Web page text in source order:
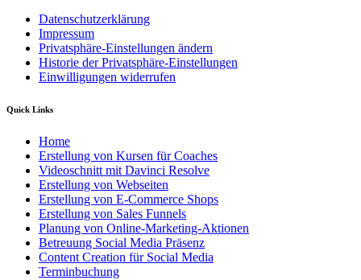
Datenschutzerklärung
Impressum
Privatsphäre-Einstellungen ändern
Historie der Privatsphäre-Einstellungen
Einwilligungen widerrufen
Quick Links
Home
Erstellung von Kursen für Coaches
Videoschnitt mit Davinci Resolve
Erstellung von Webseiten
Erstellung von E-Commerce Shops
Erstellung von Sales Funnels
Planung von Online-Marketing-Aktionen
Betreuung Social Media Präsenz
Content Creation für Social Media
Terminbuchung